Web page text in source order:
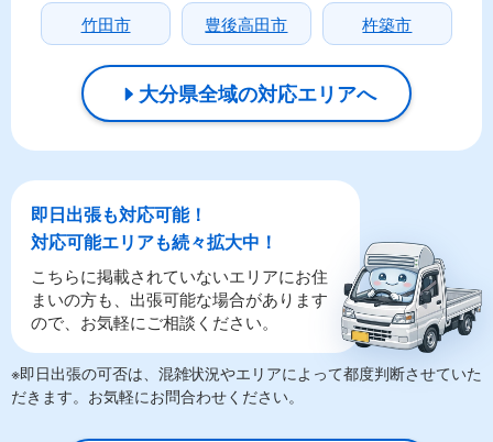
竹田市 豊後高田市 杵築市
大分県全域の対応エリアへ
即日出張も対応可能！
対応可能エリアも続々拡大中！
こちらに掲載されていないエリアにお住
まいの方も、出張可能な場合があります
ので、お気軽にご相談ください。
※即日出張の可否は、混雑状況やエリアによって都度判断させていた
だきます。お気軽にお問合わせください。